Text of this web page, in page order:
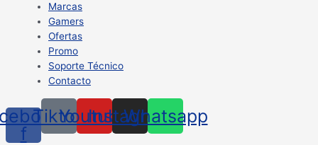
Marcas
Gamers
Ofertas
Promo
Soporte Técnico
Contacto
f
TiktokYoutube
Instagram
Whatsapp